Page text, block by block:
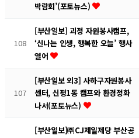
박람회’(포토뉴스)
108
[부산일보] 괴정 자원봉사캠프,
‘신나는 인생, 행복한 오늘’ 행사
열어
107
[부산일보 외3] 사하구자원봉사
센터, 신평1동 캠프와 환경정화
나서(포토뉴스)
[부산일보]㈜CJ제일제당 부산공